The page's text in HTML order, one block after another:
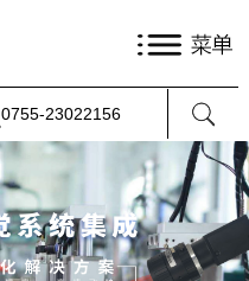
0755-23022156